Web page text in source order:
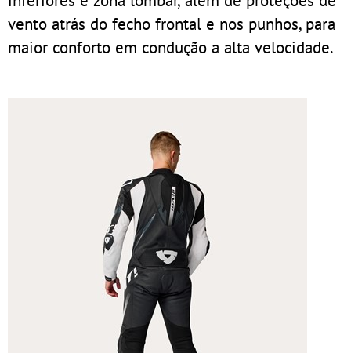
vento atrás do fecho frontal e nos punhos, para
maior conforto em condução a alta velocidade.